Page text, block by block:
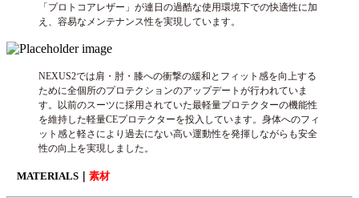
「プロトコアレザー」が連日の過酷な使用環境下での快適性に加
え、容易なメンテナンス性を実現しています。
NEXUS2では肩・肘・膝への衝撃の緩和とフィット感を向上する
ために全個所のプロテクションのアップデートが行われていま
す。以前のスーツに採用されていた最軽量プロテクターの機能性
を維持した軽量CEプロテクターを投入しています。身体へのフィ
ット感と軽さにより過去にない高い運動性を発揮しながらも安全
性の向上を実現しました。
MATERIALS｜ 素材